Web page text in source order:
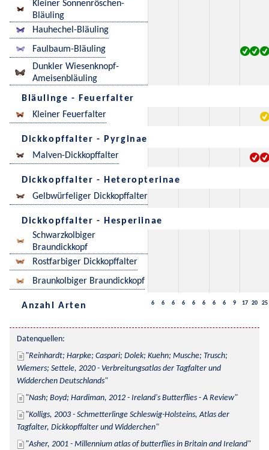
Kleiner Sonnenröschen-
Bläuling
Hauhechel-Bläuling
Faulbaum-Bläuling
Dunkler Wiesenknopf-
Ameisenbläuling
Bläulinge - Feuerfalter
Kleiner Feuerfalter
Dickkopffalter - Pyrginae
Malven-Dickkopffalter
Dickkopffalter - Heteropterinae
Gelbwürfeliger Dickkopffalter
Dickkopffalter - Hesperiinae
Schwarzkolbiger
Braundickkopf
Rostfarbiger Dickkopffalter
Braunkolbiger Braundickkopf
Anzahl Arten 6 6 6 6 6 6 6 6 9 17 20 25
Datenquellen:
Reinhardt; Harpke; Caspari; Dolek; Kuehn; Musche; Trusch;
Wiemers; Settele, 2020 - Verbreitungsatlas der Tagfalter und
Widderchen Deutschlands
Nash; Boyd; Hardiman, 2012 - Ireland's Butterflies - A Review
Kolligs, 2003 - Schmetterlinge Schleswig-Holsteins, Atlas der
Tagfalter, Dickkopffalter und Widderchen
Asher, 2001 - Millennium atlas of butterflies in Britain and Ireland